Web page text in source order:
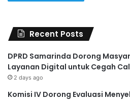
Recent Posts
DPRD Samarinda Dorong
Layanan Digital untuk Cegah
2 days ago
Komisi IV Dorong Evaluasi